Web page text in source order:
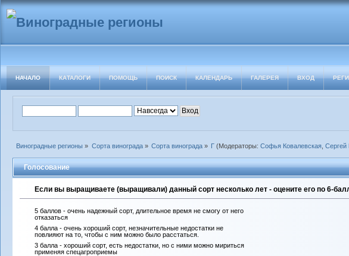
НАЧАЛО КАТАЛОГИ ПОМОЩЬ ПОИСК КАЛЕНДАРЬ ГАЛЕРЕЯ ВХОД
Виноградные регионы » Сорта винограда» Сорта винограда» Г (Модераторы:Софья Ковалевская,Сергей
Голосование
Если вы выращиваете (выращивали) данный сорт несколько лет - оцените его по 6-
5 баллов - очень надежный сорт, длительное время не смогу от него
отказаться
4 балла - очень хороший сорт, незначительные недостатки не
повлияют на то, чтобы с ним можно было расстаться.
3 балла - хороший сорт, есть недостатки, но с ними можно мириться
применяя спецагроприемы